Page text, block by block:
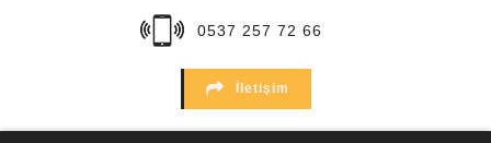
0537 257 72 66
İletişim